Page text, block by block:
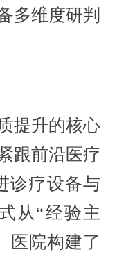
多维度研判
升的核心
跟前沿医疗
诊疗设备与
从“经验主
医院构建了